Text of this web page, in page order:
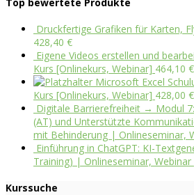
Top bewertete Produkte
Druckfertige Grafiken für Karten,
428,40 €
Eigene Videos erstellen und
Kurs [Onlinekurs, Webinar] 464,10 €
Microsoft Excel
Kurs [Onlinekurs, Webinar] 428,00 €
Digitale Barrierefreiheit → Modul
(AT) und Unterstützte
mit Behinderung | Onlineseminar,
Einführung in ChatGPT: KI-
Training) | Onlineseminar,
Kurssuche